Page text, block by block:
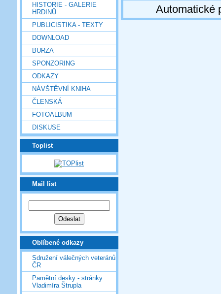
HISTORIE - GALERIE
HRDINŮ
PUBLICISTIKA - TEXTY
DOWNLOAD
BURZA
SPONZORING
ODKAZY
NÁVŠTĚVNÍ KNIHA
ČLENSKÁ
FOTOALBUM
DISKUSE
Toplist
Mail list
Oblíbené odkazy
Sdružení válečných veteránů
ČR
Pamětní desky - stránky
Vladimíra Štrupla
Automatické